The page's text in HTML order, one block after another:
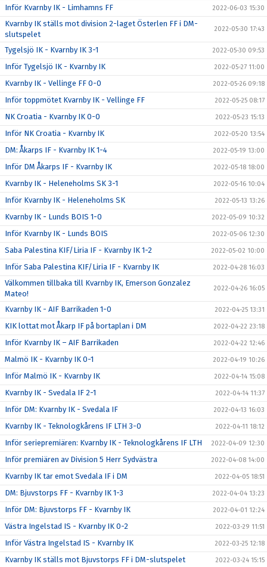
Inför Kvarnby IK - Limhamns FF 2022-06-03 15:30
Kvarnby IK ställs mot division 2-laget Österlen FF i DM-
slutspelet
2022-05-30 17:43
Tygelsjö IK - Kvarnby IK 3-1 2022-05-30 09:53
Inför Tygelsjö IK - Kvarnby IK 2022-05-27 11:00
Kvarnby IK - Vellinge FF 0-0 2022-05-26 09:18
Inför toppmötet Kvarnby IK - Vellinge FF 2022-05-25 08:17
NK Croatia - Kvarnby IK 0-0 2022-05-23 15:13
Inför NK Croatia - Kvarnby IK 2022-05-20 13:54
DM: Åkarps IF - Kvarnby IK 1-4 2022-05-19 13:00
Inför DM Åkarps IF - Kvarnby IK 2022-05-18 18:00
Kvarnby IK - Heleneholms SK 3-1 2022-05-16 10:04
Inför Kvarnby IK - Heleneholms SK 2022-05-13 13:26
Kvarnby IK - Lunds BOIS 1-0 2022-05-09 10:32
Inför Kvarnby IK - Lunds BOIS 2022-05-06 12:30
Saba Palestina KIF/Liria IF - Kvarnby IK 1-2 2022-05-02 10:00
Inför Saba Palestina KIF/Liria IF - Kvarnby IK 2022-04-28 16:03
Välkommen tillbaka till Kvarnby IK, Emerson Gonzalez
Mateo!
2022-04-26 16:05
Kvarnby IK - AIF Barrikaden 1-0 2022-04-25 13:31
KIK lottat mot Åkarp IF på bortaplan i DM 2022-04-22 23:18
Inför Kvarnby IK – AIF Barrikaden 2022-04-22 12:46
Malmö IK - Kvarnby IK 0-1 2022-04-19 10:26
Inför Malmö IK - Kvarnby IK 2022-04-14 15:08
Kvarnby IK - Svedala IF 2-1 2022-04-14 11:37
Inför DM: Kvarnby IK - Svedala IF 2022-04-13 16:03
Kvarnby IK - Teknologkårens IF LTH 3-0 2022-04-11 18:12
Inför seriepremiären: Kvarnby IK - Teknologkårens IF LTH 2022-04-09 12:30
Inför premiären av Division 5 Herr Sydvästra 2022-04-08 14:00
Kvarnby IK tar emot Svedala IF i DM 2022-04-05 18:51
DM: Bjuvstorps FF - Kvarnby IK 1-3 2022-04-04 13:23
Inför DM: Bjuvstorps FF - Kvarnby IK 2022-04-01 12:24
Västra Ingelstad IS - Kvarnby IK 0-2 2022-03-29 11:51
Inför Västra Ingelstad IS - Kvarnby IK 2022-03-25 12:18
Kvarnby IK ställs mot Bjuvstorps FF i DM-slutspelet 2022-03-24 15:15